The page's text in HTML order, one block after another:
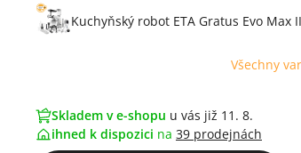
Kuchyňský robot ETA Gratus Evo Max
Všechny
Skladem v e-shopu u vás již 11. 8.
ihned k dispozici na 39 prodejnách